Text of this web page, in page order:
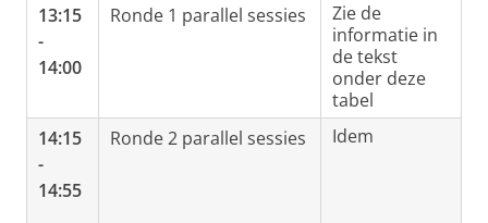
13:15
-
14:00
Ronde 1 parallel sessies
Zie de
informatie in
de tekst
onder deze
tabel
14:15
-
14:55
Ronde 2 parallel sessies Idem